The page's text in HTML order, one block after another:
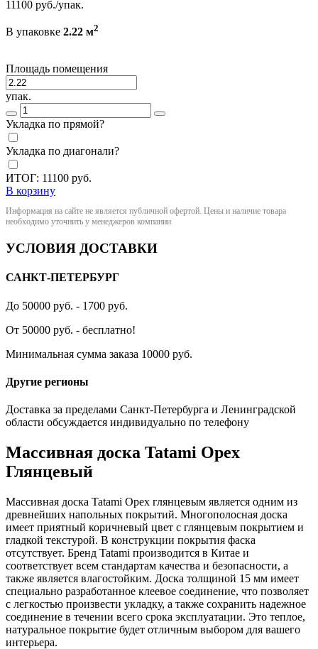
11100 руб./упак.
В упаковке 2.22 м2
Площадь помещения
упак.
Укладка по прямой?
Укладка по диагонали?
ИТОГ: 11100 руб.
В корзину
Информация на сайте не является публичной офертой. Цены и наличие товара
необходимо уточнить у менеджеров компании
УСЛОВИЯ ДОСТАВКИ
САНКТ-ПЕТЕРБУРГ
До 50000 руб. - 1700 руб.
От 50000 руб. - бесплатно!
Минимальная сумма заказа 10000 руб.
Другие регионы
Доставка за пределами Санкт-Петербурга и Ленинградской
области обсуждается индивидуально по телефону
Массивная доска Tatami Орех
Глянцевый
Массивная доска Tatami Орех глянцевым является одним из
древнейших напольных покрытий. Многополосная доска
имеет приятный коричневый цвет с глянцевым покрытием и
гладкой текстурой. В конструкции покрытия фаска
отсутствует. Бренд Tatami производится в Китае и
соответствует всем стандартам качества и безопасности, а
также является влагостойким. Доска толщиной 15 мм имеет
специально разработанное клеевое соединение, что позволяет
с легкостью произвести укладку, а также сохранить надежное
соединение в течении всего срока эксплуатации. Это теплое,
натуральное покрытие будет отличным выбором для вашего
интерьера.